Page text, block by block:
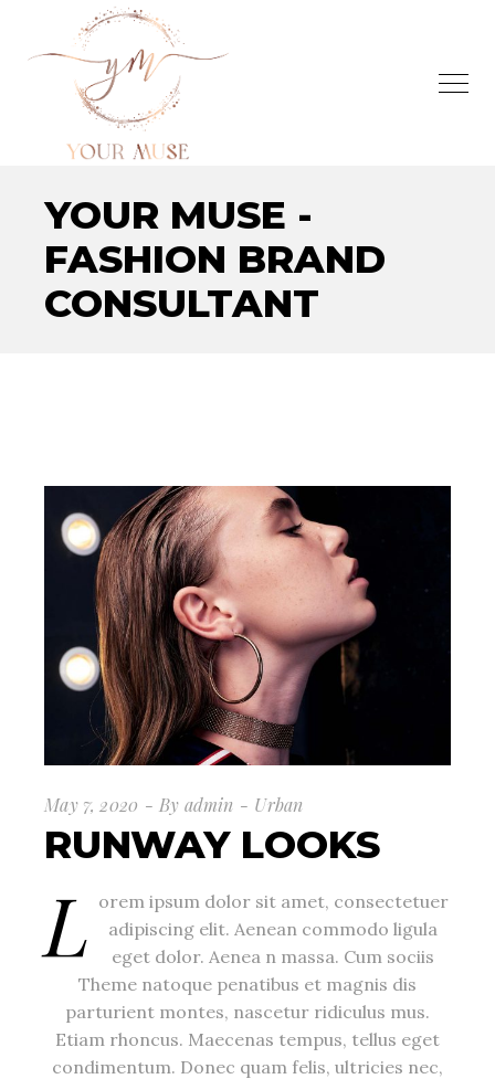
YOUR MUSE -
FASHION BRAND
CONSULTANT
May 7, 2020 By admin Urban
RUNWAY LOOKS
L orem ipsum dolor sit amet, consectetuer
adipiscing elit. Aenean commodo ligula
eget dolor. Aenea n massa. Cum sociis
Theme natoque penatibus et magnis dis
parturient montes, nascetur ridiculus mus.
Etiam rhoncus. Maecenas tempus, tellus eget
condimentum. Donec quam felis, ultricies nec,